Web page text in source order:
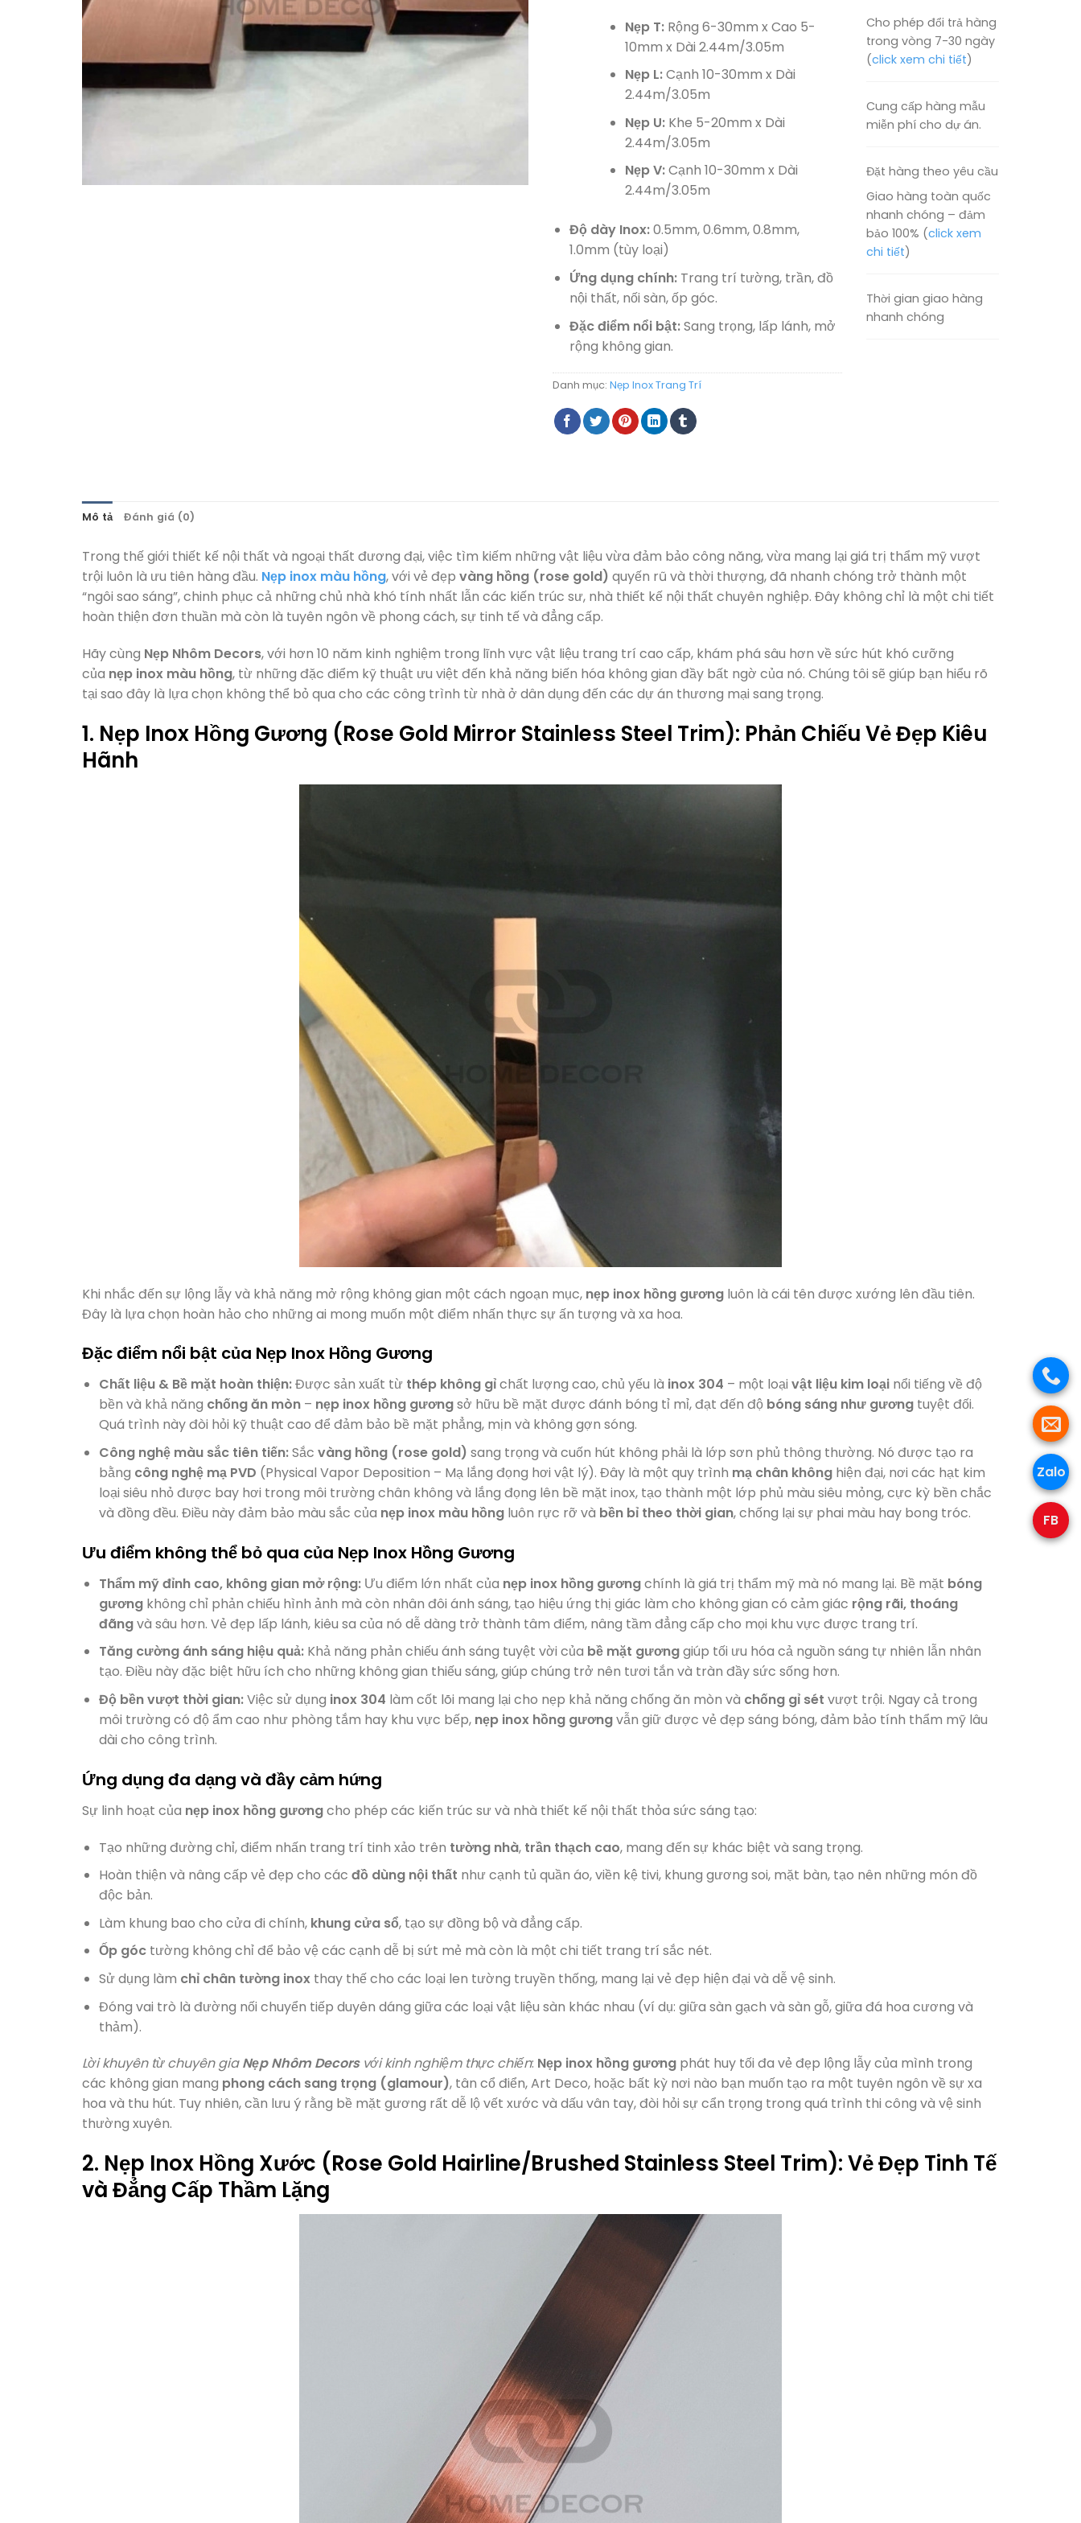
Nẹp T:Rộng 6-30mm x Cao 5-
10mm x Dài 2.44m/3.05m
Nẹp L:Cạnh 10-30mm x Dài
2.44m/3.05m
Nẹp U:Khe 5-20mm x Dài
2.44m/3.05m
Nẹp V:Cạnh 10-30mm x Dài
2.44m/3.05m
Độ dày Inox:0.5mm, 0.6mm, 0.8mm,
1.0mm (tùy loại)
Ứng dụng chính:Trang trí tường, trần, đồ
nội thất, nối sàn, ốp góc.
Đặc điểm nổi bật:Sang trọng, lấp lánh, mở
rộng không gian.
Danh mục: Nẹp Inox Trang Trí
Cho phép đổi trả hàng
trong vòng 7-30 ngày
(click xem chi tiết)
Cung cấp hàng mẫu
miễn phí cho dự án.
Đặt hàng theo yêu cầu
Giao hàng toàn quốc
nhanh chóng – đảm
bảo 100% (click xem
chi tiết)
Thời gian giao hàng
nhanh chóng
Mô tả Đánh giá (0)
Trong thế giới thiết kế nội thất và ngoại thất đương đại, việc tìm kiếm những vật liệu vừa đảm bảo công năng, vừa mang lại giá trị thẩm mỹ vượt
trội luôn là ưu tiên hàng đầu. Nẹp inox màu hồng, với vẻ đẹp vàng hồng (rose gold) quyến rũ và thời thượng, đã nhanh chóng trở thành một
“ngôi sao sáng”, chinh phục cả những chủ nhà khó tính nhất lẫn các kiến trúc sư, nhà thiết kế nội thất chuyên nghiệp. Đây không chỉ là một chi tiết
hoàn thiện đơn thuần mà còn là tuyên ngôn về phong cách, sự tinh tế và đẳng cấp.
Hãy cùng Nẹp Nhôm Decors, với hơn 10 năm kinh nghiệm trong lĩnh vực vật liệu trang trí cao cấp, khám phá sâu hơn về sức hút khó cưỡng
của nẹp inox màu hồng, từ những đặc điểm kỹ thuật ưu việt đến khả năng biến hóa không gian đầy bất ngờ của nó. Chúng tôi sẽ giúp bạn hiểu rõ
tại sao đây là lựa chọn không thể bỏ qua cho các công trình từ nhà ở dân dụng đến các dự án thương mại sang trọng.
1. Nẹp Inox Hồng Gương (Rose Gold Mirror Stainless Steel Trim): Phản Chiếu Vẻ Đẹp Kiêu
Hãnh
Khi nhắc đến sự lộng lẫy và khả năng mở rộng không gian một cách ngoạn mục, nẹp inox hồng gương luôn là cái tên được xướng lên đầu tiên.
Đây là lựa chọn hoàn hảo cho những ai mong muốn một điểm nhấn thực sự ấn tượng và xa hoa.
Đặc điểm nổi bật của Nẹp Inox Hồng Gương
Chất liệu & Bề mặt hoàn thiện:Được sản xuất từ thép không gỉchất lượng cao, chủ yếu là inox 304 – một loại vật liệu kim loạinổi tiếng về độ
bền và khả năng chống ăn mòn– nẹp inox hồng gươngsở hữu bề mặt được đánh bóng tỉ mỉ, đạt đến độ bóng sáng như gươngtuyệt đối.
Quá trình này đòi hỏi kỹ thuật cao để đảm bảo bề mặt phẳng, mịn và không gợn sóng.
Công nghệ màu sắc tiên tiến:Sắc vàng hồng (rose gold) sang trọng và cuốn hút không phải là lớp sơn phủ thông thường. Nó được tạo ra
bằng công nghệ mạ PVD (Physical Vapor Deposition – Mạ lắng đọng hơi vật lý). Đây là một quy trình mạ chân khônghiện đại, nơi các hạt kim
loại siêu nhỏ được bay hơi trong môi trường chân không và lắng đọng lên bề mặt inox, tạo thành một lớp phủ màu siêu mỏng, cực kỳ bền chắc
và đồng đều. Điều này đảm bảo màu sắc của nẹp inox màu hồngluôn rực rỡ và bền bỉ theo thời gian, chống lại sự phai màu hay bong tróc.
Ưu điểm không thể bỏ qua của Nẹp Inox Hồng Gương
Thẩm mỹ đỉnh cao, không gian mở rộng:Ưu điểm lớn nhất của nẹp inox hồng gươngchính là giá trị thẩm mỹ mà nó mang lại. Bề mặt bóng
gươngkhông chỉ phản chiếu hình ảnh mà còn nhân đôi ánh sáng, tạo hiệu ứng thị giác làm cho không gian có cảm giác rộng rãi, thoáng
đãngvà sâu hơn. Vẻ đẹp lấp lánh, kiêu sa của nó dễ dàng trở thành tâm điểm, nâng tầm đẳng cấp cho mọi khu vực được trang trí.
Tăng cường ánh sáng hiệu quả:Khả năng phản chiếu ánh sáng tuyệt vời của bề mặt gươnggiúp tối ưu hóa cả nguồn sáng tự nhiên lẫn nhân
tạo. Điều này đặc biệt hữu ích cho những không gian thiếu sáng, giúp chúng trở nên tươi tắn và tràn đầy sức sống hơn.
Độ bền vượt thời gian:Việc sử dụng inox 304 làm cốt lõi mang lại cho nẹp khả năng chống ăn mòn và chống gỉ sét vượt trội. Ngay cả trong
môi trường có độ ẩm cao như phòng tắm hay khu vực bếp, nẹp inox hồng gươngvẫn giữ được vẻ đẹp sáng bóng, đảm bảo tính thẩm mỹ lâu
dài cho công trình.
Ứng dụng đa dạng và đầy cảm hứng
Sự linh hoạt của nẹp inox hồng gươngcho phép các kiến trúc sư và nhà thiết kế nội thất thỏa sức sáng tạo:
Tạo những đường chỉ, điểm nhấn trang trí tinh xảo trên tường nhà, trần thạch cao, mang đến sự khác biệt và sang trọng.
Hoàn thiện và nâng cấp vẻ đẹp cho các đồ dùng nội thất như cạnh tủ quần áo, viền kệ tivi, khung gương soi, mặt bàn, tạo nên những món đồ
độc bản.
Làm khung bao cho cửa đi chính, khung cửa sổ, tạo sự đồng bộ và đẳng cấp.
Ốp góctường không chỉ để bảo vệ các cạnh dễ bị sứt mẻ mà còn là một chi tiết trang trí sắc nét.
Sử dụng làm chỉ chân tường inoxthay thế cho các loại len tường truyền thống, mang lại vẻ đẹp hiện đại và dễ vệ sinh.
Đóng vai trò là đường nối chuyển tiếp duyên dáng giữa các loại vật liệu sàn khác nhau (ví dụ: giữa sàn gạch và sàn gỗ, giữa đá hoa cương và
thảm).
Lời khuyên từ chuyên giaNẹp Nhôm Decorsvới kinh nghiệm thực chiến: Nẹp inox hồng gương phát huy tối đa vẻ đẹp lộng lẫy của mình trong
các không gian mang phong cách sang trọng (glamour), tân cổ điển, Art Deco, hoặc bất kỳ nơi nào bạn muốn tạo ra một tuyên ngôn về sự xa
hoa và thu hút. Tuy nhiên, cần lưu ý rằng bề mặt gương rất dễ lộ vết xước và dấu vân tay, đòi hỏi sự cẩn trọng trong quá trình thi công và vệ sinh
thường xuyên.
2. Nẹp Inox Hồng Xước (Rose Gold Hairline/Brushed Stainless Steel Trim): Vẻ Đẹp Tinh Tế
và Đẳng Cấp Thầm Lặng
Zalo
FB